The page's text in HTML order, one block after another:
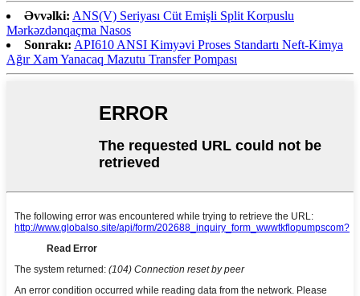
Əvvəlki: ANS(V) Seriyası Cüt Emişli Split Korpuslu
Mərkəzdənqaçma Nasos
Sonrakı: API610 ANSI Kimyəvi Proses Standartı Neft-Kimya
Ağır Xam Yanacaq Mazutu Transfer Pompası